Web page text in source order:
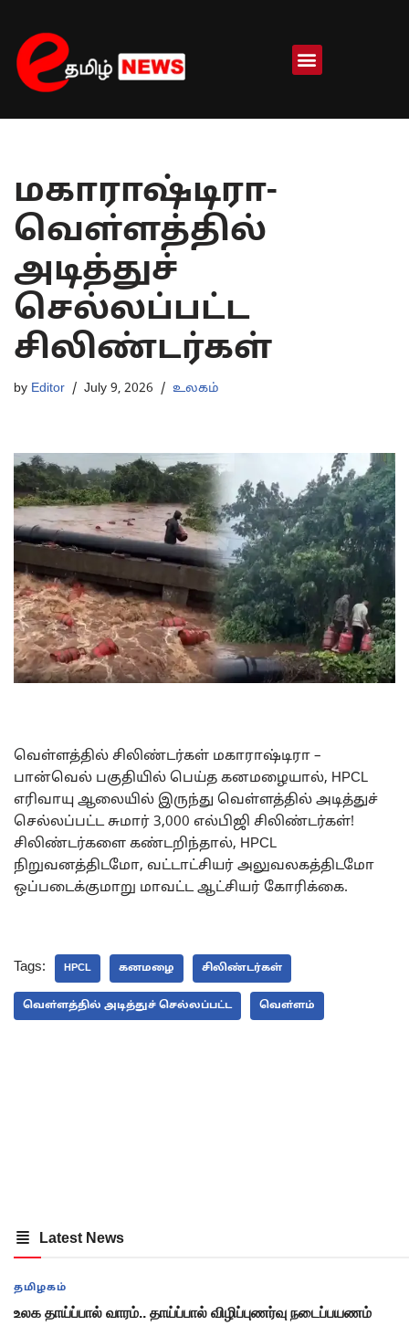
Skip
to
content
மகாராஷ்டிரா-
வௌ்ளத்தில்
அடித்துச்
செல்லப்பட்ட
சிலிண்டர்கள்
by Editor July 9, 2026 உலகம்
வெள்ளத்தில் சிலிண்டர்கள் மகாராஷ்டிரா –
பான்வெல் பகுதியில் பெய்த கனமழையால், HPCL
எரிவாயு ஆலையில் இருந்து வெள்ளத்தில் அடித்துச்
செல்லப்பட்ட சுமார் 3,000 எல்பிஜி சிலிண்டர்கள்!
சிலிண்டர்களை கண்டறிந்தால், HPCL
நிறுவனத்திடமோ, வட்டாட்சியர் அலுவலகத்திடமோ
ஒப்படைக்குமாறு மாவட்ட ஆட்சியர் கோரிக்கை.
Tags: HPCL கனமழை சிலிண்டர்கள்
வௌ்ளத்தில் அடித்துச் செல்லப்பட்ட வௌ்ளம்
Latest News
தமிழகம்
உலக தாய்ப்பால் வாரம்.. தாய்ப்பால் விழிப்புணர்வு நடைப்பயணம்